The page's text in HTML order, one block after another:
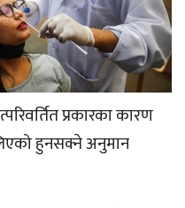
प्रकारका कारण
हुनसक्ने अनुमान